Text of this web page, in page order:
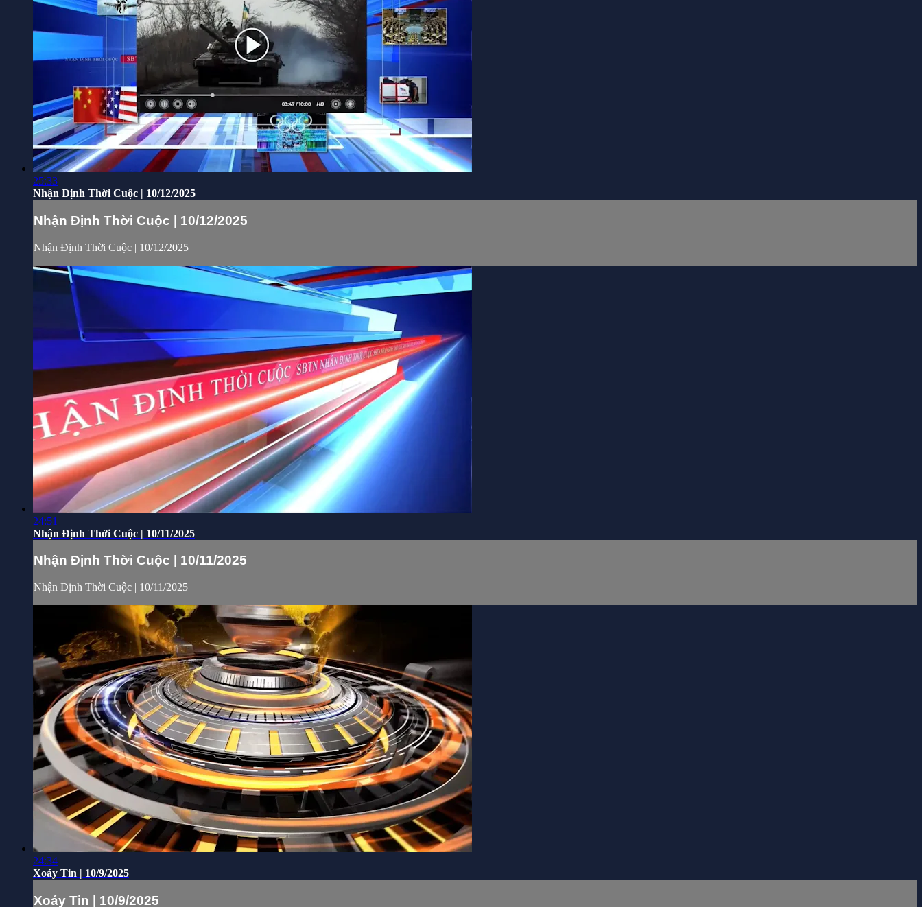
25:33
Nhận Định Thời Cuộc | 10/12/2025
Nhận Định Thời Cuộc | 10/12/2025
Nhận Định Thời Cuộc | 10/12/2025
24:51
Nhận Định Thời Cuộc | 10/11/2025
Nhận Định Thời Cuộc | 10/11/2025
Nhận Định Thời Cuộc | 10/11/2025
24:34
Xoáy Tin | 10/9/2025
Xoáy Tin | 10/9/2025